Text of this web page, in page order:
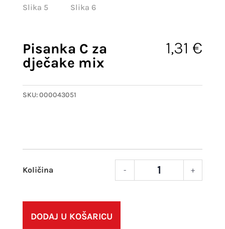
Pisanka C za
dječake mix
1,31 €
SKU:000043051
- +
DODAJ U KOŠARICU